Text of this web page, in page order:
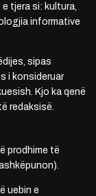
tjera si: kultura,
informative
sipas
i konsideruar
Kjo ka qenë
redaksisë.
prodhime të
uebin e